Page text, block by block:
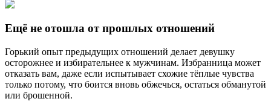
Ещё не отошла от прошлых отношений
Горький опыт предыдущих отношений делает девушку
осторожнее и избирательнее к мужчинам. Избранница может
отказать вам, даже если испытывает схожие тёплые чувства
только потому, что боится вновь обжечься, остаться обманутой
или брошенной.